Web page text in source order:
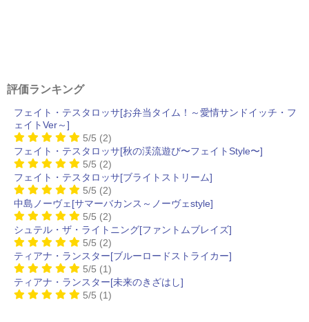
評価ランキング
フェイト・テスタロッサ[お弁当タイム！～愛情サンドイッチ・フ
ェイトVer～]
5/5 (2)
フェイト・テスタロッサ[秋の渓流遊び〜フェイトStyle〜]
5/5 (2)
フェイト・テスタロッサ[ブライトストリーム]
5/5 (2)
中島ノーヴェ[サマーバカンス～ノーヴェstyle]
5/5 (2)
シュテル・ザ・ライトニング[ファントムブレイズ]
5/5 (2)
ティアナ・ランスター[ブルーロードストライカー]
5/5 (1)
ティアナ・ランスター[未来のきざはし]
5/5 (1)